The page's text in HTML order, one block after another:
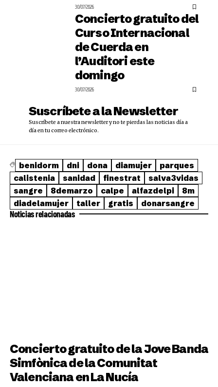
30/07/2026
Concierto gratuito del
Curso Internacional
de Cuerda en
l’Auditori este
domingo
30/07/2026
Suscríbete a la Newsletter
Suscríbete a nuestra newsletter y no te pierdas las noticias día a
día en tu correo electrónico.
benidorm dni dona diamujer
parques
calistenia
sanidad finestrat
salva3vidas
sangre
8demarzo calpe alfazdelpi
8m
diadelamujer
taller gratis donarsangre
Noticias relacionadas
Concierto gratuito de la Jove Banda
Simfònica de la Comunitat
Valenciana en La Nucía